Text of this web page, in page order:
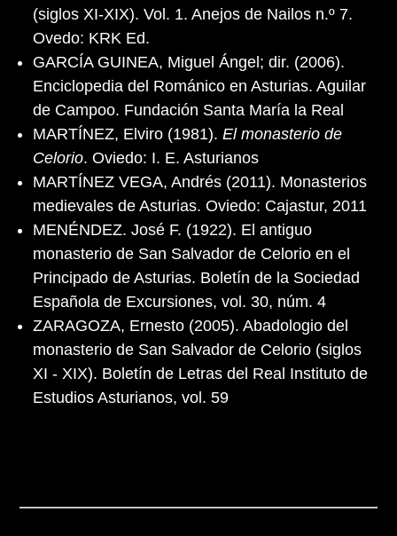
(siglos XI-XIX). Vol. 1. Anejos de Nailos n.º 7.
Ovedo: KRK Ed.
GARCÍA GUINEA, Miguel Ángel; dir. (2006).
Enciclopedia del Románico en Asturias. Aguilar
de Campoo. Fundación Santa María la Real
MARTÍNEZ, Elviro (1981). El monasterio de
Celorio. Oviedo: I. E. Asturianos
MARTÍNEZ VEGA, Andrés (2011). Monasterios
medievales de Asturias. Oviedo: Cajastur, 2011
MENÉNDEZ. José F. (1922). El antiguo
monasterio de San Salvador de Celorio en el
Principado de Asturias. Boletín de la Sociedad
Española de Excursiones, vol. 30, núm. 4
ZARAGOZA, Ernesto (2005). Abadologio del
monasterio de San Salvador de Celorio (siglos
XI - XIX). Boletín de Letras del Real Instituto de
Estudios Asturianos, vol. 59